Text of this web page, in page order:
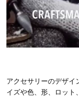
アクセサリーのデザイ
イズや色、形、ロット